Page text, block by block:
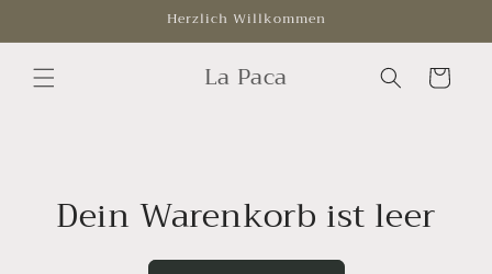
Inhalt
Herzlich Willkommen
La Paca Warenkorb
Dein Warenkorb ist leer